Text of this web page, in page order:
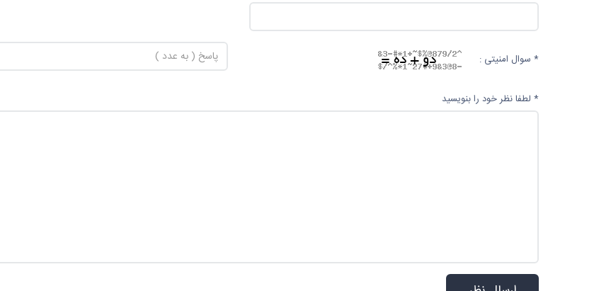
* سوال امنیتی :
* لطفا نظر خود را بنویسید